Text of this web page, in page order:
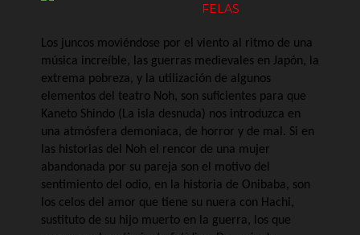
FELAS
Los juncos moviéndose por el viento al ritmo de una
música increíble, las guerras medievales en Japón, la
extrema pobreza, y la utilización de algunos
elementos del teatro Noh, son suficientes para que
Kaneto Shindo (La isla desnuda) nos introduzca en
una atmósfera demoniaca, de horror y de mal. Si en
las historias del Noh el rencor de una mujer
abandonada por su pareja son el motivo del
sentimiento del odio, en la historia de Onibaba, son
los celos del amor que tiene su nuera con Hachi,
sustituto de su hijo muerto en la guerra, los que